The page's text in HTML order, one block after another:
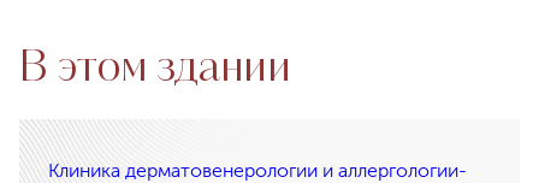
В этом здании
Клиника дерматовенерологии и аллергологии-